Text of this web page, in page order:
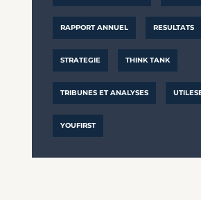
RAPPORT ANNUEL RESULTATS
STRATEGIE THINK TANK
TRIBUNES ET ANALYSES
YOUFIRST